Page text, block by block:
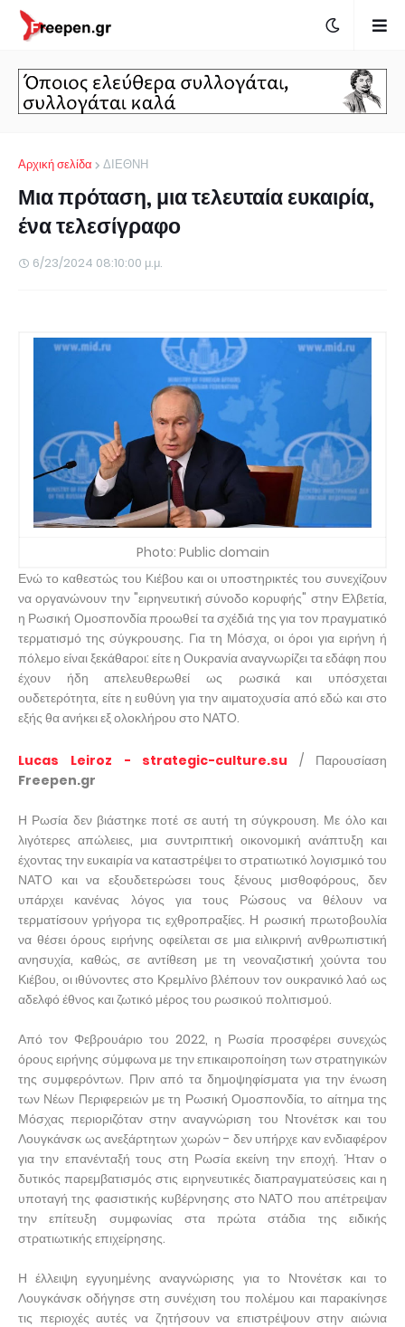
Αρχική σελίδα ΔΙΕΘΝΗ
Μια πρόταση, μια τελευταία ευκαιρία,
ένα τελεσίγραφο
6/23/2024 08:10:00 μ.μ.
Photo: Public domain
Ενώ το καθεστώς του Κιέβου και οι υποστηρικτές του συνεχίζουν
να οργανώνουν την "ειρηνευτική σύνοδο κορυφής" στην Ελβετία,
η Ρωσική Ομοσπονδία προωθεί τα σχέδιά της για τον πραγματικό
τερματισμό της σύγκρουσης. Για τη Μόσχα, οι όροι για ειρήνη ή
πόλεμο είναι ξεκάθαροι: είτε η Ουκρανία αναγνωρίζει τα εδάφη που
έχουν ήδη απελευθερωθεί ως ρωσικά και υπόσχεται
ουδετερότητα, είτε η ευθύνη για την αιματοχυσία από εδώ και στο
εξής θα ανήκει εξ ολοκλήρου στο ΝΑΤΟ.
Lucas Leiroz - strategic-culture.su / Παρουσίαση
Freepen.gr
Η Ρωσία δεν βιάστηκε ποτέ σε αυτή τη σύγκρουση. Με όλο και
λιγότερες απώλειες, μια συντριπτική οικονομική ανάπτυξη και
έχοντας την ευκαιρία να καταστρέψει το στρατιωτικό λογισμικό του
ΝΑΤΟ και να εξουδετερώσει τους ξένους μισθοφόρους, δεν
υπάρχει κανένας λόγος για τους Ρώσους να θέλουν να
τερματίσουν γρήγορα τις εχθροπραξίες. Η ρωσική πρωτοβουλία
να θέσει όρους ειρήνης οφείλεται σε μια ειλικρινή ανθρωπιστική
ανησυχία, καθώς, σε αντίθεση με τη νεοναζιστική χούντα του
Κιέβου, οι ιθύνοντες στο Κρεμλίνο βλέπουν τον ουκρανικό λαό ως
αδελφό έθνος και ζωτικό μέρος του ρωσικού πολιτισμού.
Από τον Φεβρουάριο του 2022, η Ρωσία προσφέρει συνεχώς
όρους ειρήνης σύμφωνα με την επικαιροποίηση των στρατηγικών
της συμφερόντων. Πριν από τα δημοψηφίσματα για την ένωση
των Νέων Περιφερειών με τη Ρωσική Ομοσπονδία, το αίτημα της
Μόσχας περιοριζόταν στην αναγνώριση του Ντονέτσκ και του
Λουγκάνσκ ως ανεξάρτητων χωρών - δεν υπήρχε καν ενδιαφέρον
για την επανένταξή τους στη Ρωσία εκείνη την εποχή. Ήταν ο
δυτικός παρεμβατισμός στις ειρηνευτικές διαπραγματεύσεις και η
υποταγή της φασιστικής κυβέρνησης στο ΝΑΤΟ που απέτρεψαν
την επίτευξη συμφωνίας στα πρώτα στάδια της ειδικής
στρατιωτικής επιχείρησης.
Η έλλειψη εγγυημένης αναγνώρισης για το Ντονέτσκ και το
Λουγκάνσκ οδήγησε στη συνέχιση του πολέμου και παρακίνησε
τις περιοχές αυτές να ζητήσουν να επιστρέψουν στην αιώνια